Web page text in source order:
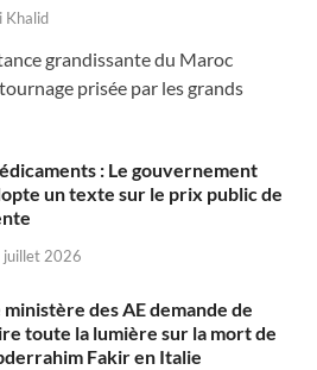
Khalid
grandissante du Maroc
prisée par les grands
: Le gouvernement
un texte sur le prix public de
juillet 2026
ministère des AE demande de
toute la lumière sur la mort de
Fakir en Italie